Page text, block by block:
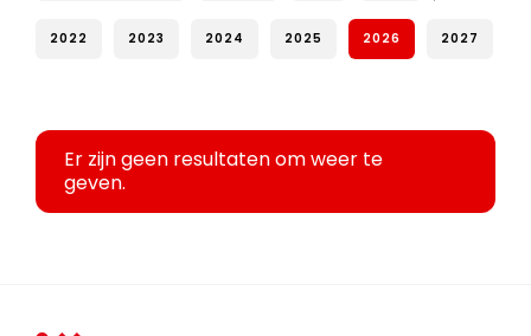
2022 2023 2024 2025 2026 2027
Er zijn geen resultaten om weer te
geven.